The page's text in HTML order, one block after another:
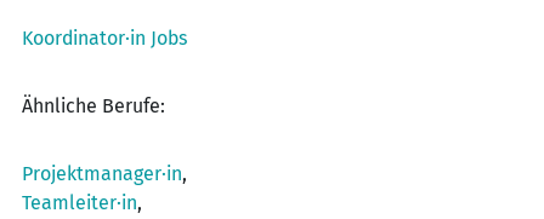
Koordinator·in Jobs
Ähnliche Berufe:
Projektmanager·in,
Teamleiter·in,